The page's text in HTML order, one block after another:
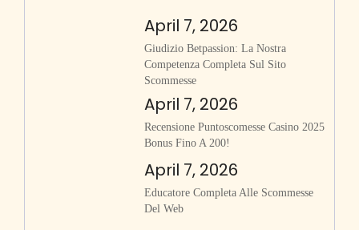
April 7, 2026
Giudizio Betpassion: La Nostra
Competenza Completa Sul Sito
Scommesse
April 7, 2026
Recensione Puntoscomesse Casino 2025
Bonus Fino A 200!
April 7, 2026
Educatore Completa Alle Scommesse
Del Web